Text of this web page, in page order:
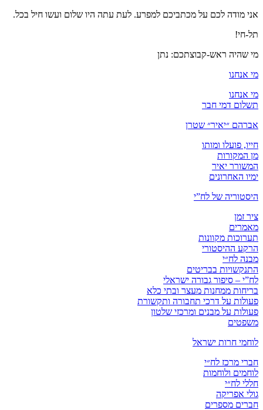
אני מודה לכם על מכתביכם למפרע. לעת עתה היו שלום ועשו חיל בכל.
תל-חי!
מי שהיה ראש-קבוצתכם: נתן
מי אנחנו
מי אנחנו
תשלום דמי חבר
אברהם ״יאיר״ שטרן
חייו, פועלו ומותו
מן המקורות
המשורר יאיר
ימיו האחרונים
היסטוריה של לח”י
ציר זמן
מאמרים
תערוכות מקוונות
הרקע ההיסטורי
מבנה לח״י
התנקשויות בבריטים
לח”י – סיפור גבורה ישראלי
בריחות ממחנות מעצר ובתי כלא
פעולות על דרכי תחבורה ותקשורת
פעולות על מבנים ומרכזי שלטון
משפטים
לוחמי חרות ישראל
חברי מרכז לח״י
לוחמים ולוחמות
חללי לח״י
גולי אפריקה
חברים מספרים